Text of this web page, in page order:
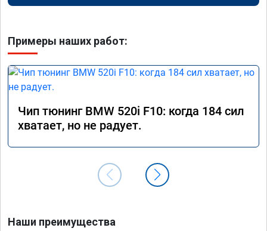
Примеры наших работ:
Чип тюнинг BMW 520i F10: когда 184 сил
хватает, но не радует.
Наши преимущества